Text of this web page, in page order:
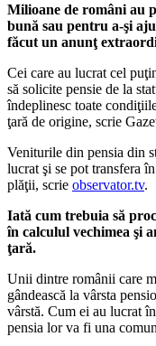
Milioane de români au
bună sau pentru a-şi
făcut un anunţ
Cei care au lucrat cel
să solicite pensie de la
îndeplinesc toate
ţară de origine, scrie
Veniturile din pensia din
lucrat şi se pot transfera
plăţii, scrie observator.tv.
Iată cum trebuia să
în calculul vechimea şi
ţară.
Unii dintre românii care
gândească la vârsta
vârstă. Cum ei au lucrat
pensia lor va fi una